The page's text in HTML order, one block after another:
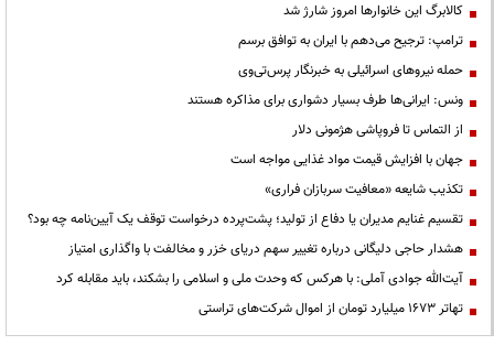
کالابرگ این خانوارها امروز شارژ شد
ترامپ: ترجیح می‌دهم با ایران به توافق برسم
حمله نیروهای اسرائیلی به خبرنگار پرس‌تی‌وی
ونس: ایرانی‌ها طرف بسیار دشواری برای مذاکره هستند
از التماس تا فروپاشی هژمونی دلار
جهان با افزایش قیمت مواد غذایی مواجه است
تکذیب شایعه «معافیت سربازان فراری»
تقسیم غنایم مدیران یا دفاع از تولید؛ پشت‌پرده درخواست توقف یک آیین‌نامه چه بود؟
هشدار حاجی دلیگانی درباره تغییر سهم دریای خزر و مخالفت با واگذاری امتیاز
آیت‌الله جوادی آملی: با هرکس که وحدت ملی و اسلامی را بشکند، باید مقابله کرد
تهاتر ۱۶۷۳ میلیارد تومان از اموال شرکت‌های تراستی